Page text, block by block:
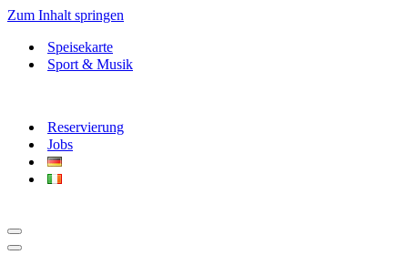
Zum Inhalt springen
Speisekarte
Sport & Musik
Reservierung
Jobs
Navigationsmenü
Navigationsmenü